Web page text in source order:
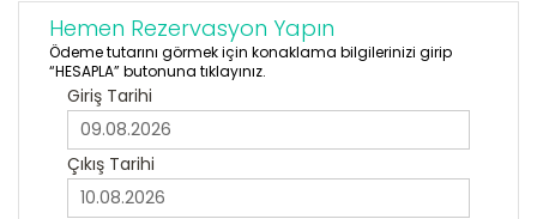
Hemen Rezervasyon Yapın
Ödeme tutarını görmek için konaklama bilgilerinizi girip
“HESAPLA” butonuna tıklayınız.
Giriş Tarihi
Çıkış Tarihi